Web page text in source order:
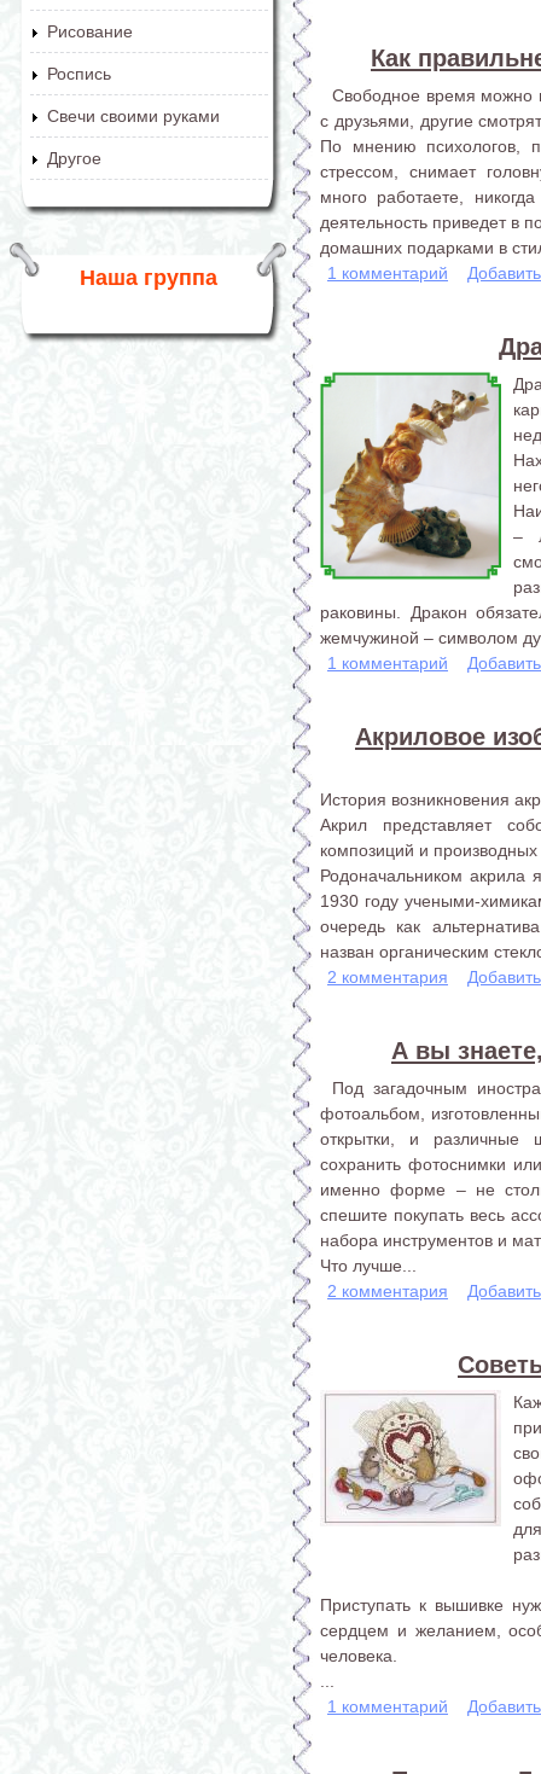
Рисование
Роспись
Свечи своими руками
Другое
Наша группа
Как
Свободное время можно
с друзьями, другие
По мнению психологов,
стрессом, снимает
много работаете,
деятельность приведет в
домашних подарками в
1 комментарий
–
раковины. Дракон
жемчужиной – символом
1 комментарий
Акриловое
История возникновения
Акрил представляет
композиций и
Родоначальником акрила
1930 году учеными-
очередь как
назван органическим
2 комментария
А вы
Под загадочным
фотоальбом,
открытки, и различные
сохранить фотоснимки
именно форме – не
спешите покупать весь
набора инструментов и
Что лучше...
2 комментария
Приступать к вышивке
сердцем и желанием,
человека.
1 комментарий